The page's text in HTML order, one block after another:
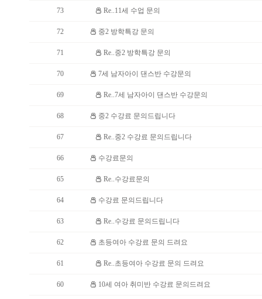
73 Re..11세 수업 문의
72 중2 방학특강 문의
71 Re..중2 방학특강 문의
70 7세 남자아이 댄스반 수강문의
69 Re..7세 남자아이 댄스반 수강문의
68 중2 수강료 문의드립니다
67 Re..중2 수강료 문의드립니다
66 수강료문의
65 Re..수강료문의
64 수강료 문의드립니다
63 Re..수강료 문의드립니다
62 초등여아 수강료 문의 드려요
61 Re..초등여아 수강료 문의 드려요
60 10세 여아 취미반 수강료 문의드려요